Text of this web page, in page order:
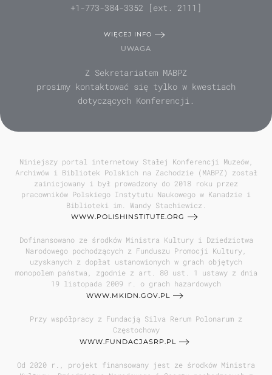
+1-773-384-3352 [ext. 2111]
WIĘCEJ INFO
UWAGA
Z Sekretariatem MABPZ
prosimy kontaktować się tylko w kwestiach
dotyczących Konferencji.
Niniejszy portal internetowy Stałej Konferencji Muzeów,
Archiwów i Bibliotek Polskich na Zachodzie (MABPZ) został
zainicjowany i był prowadzony do 2018 roku przez
pracowników Polskiego Instytutu Naukowego w Kanadzie i
Biblioteki im. Wandy Stachiewicz.
WWW.POLISHINSTITUTE.ORG
Dofinansowano ze środków Ministra Kultury i Dziedzictwa
Narodowego pochodzących z Funduszu Promocji Kultury,
uzyskanych z dopłat ustanowionych w grach objętych
monopolem państwa, zgodnie z art. 80 ust. 1 ustawy z dnia
19 listopada 2009 r. o grach hazardowych
WWW.MKIDN.GOV.PL
Przy współpracy z Fundacją Silva Rerum Polonarum z
Częstochowy
WWW.FUNDACJASRP.PL
Od 2020 r., projekt finansowany jest ze środków Ministra